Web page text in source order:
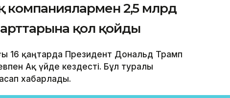
компаниялармен 2,5 млрд
қол қойды
16 қаңтарда Президент Дональд Трамп
Ақ үйде кездесті. Бұл туралы
хабарлады.